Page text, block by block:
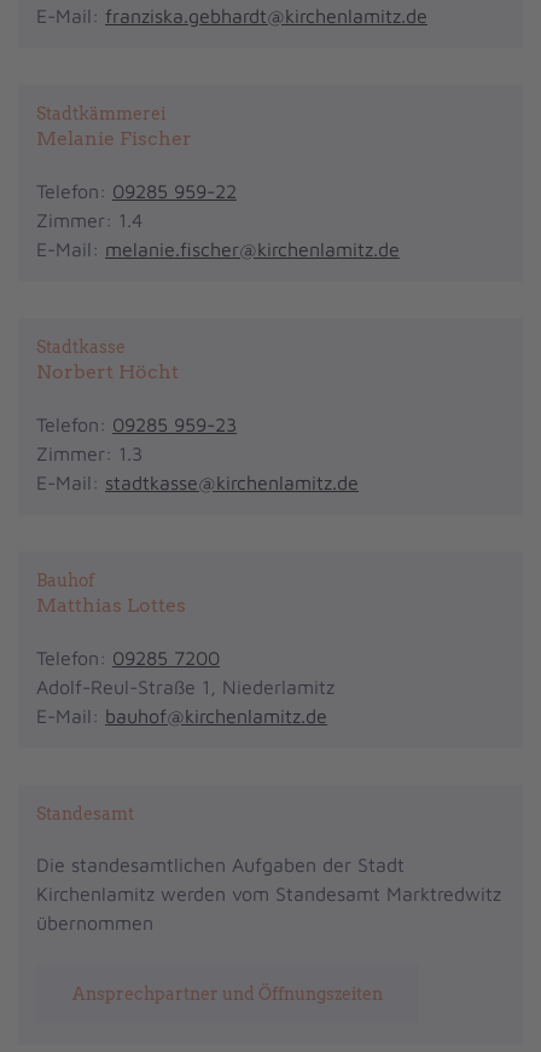
E-Mail: franziska.gebhardt@kirchenlamitz.de
Stadtkämmerei
Melanie Fischer
Telefon: 09285 959-22
Zimmer: 1.4
E-Mail: melanie.fischer@kirchenlamitz.de
Stadtkasse
Norbert Höcht
Telefon: 09285 959-23
Zimmer: 1.3
E-Mail: stadtkasse@kirchenlamitz.de
Bauhof
Matthias Lottes
Telefon: 09285 7200
Adolf-Reul-Straße 1, Niederlamitz
E-Mail: bauhof@kirchenlamitz.de
Standesamt
Die standesamtlichen Aufgaben der Stadt
Kirchenlamitz werden vom Standesamt Marktredwitz
übernommen
Ansprechpartner und Öffnungszeiten